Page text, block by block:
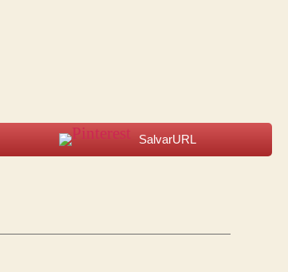
SalvarURL